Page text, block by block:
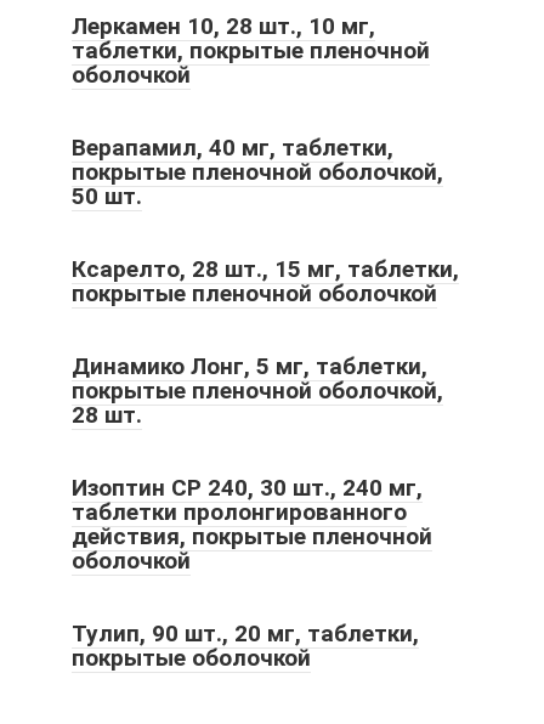
Леркамен 10, 28 шт., 10 мг,
таблетки, покрытые пленочной
оболочкой
Верапамил, 40 мг, таблетки,
покрытые пленочной оболочкой,
50 шт.
Ксарелто, 28 шт., 15 мг, таблетки,
покрытые пленочной оболочкой
Динамико Лонг, 5 мг, таблетки,
покрытые пленочной оболочкой,
28 шт.
Изоптин СР 240, 30 шт., 240 мг,
таблетки пролонгированного
действия, покрытые пленочной
оболочкой
Тулип, 90 шт., 20 мг, таблетки,
покрытые оболочкой